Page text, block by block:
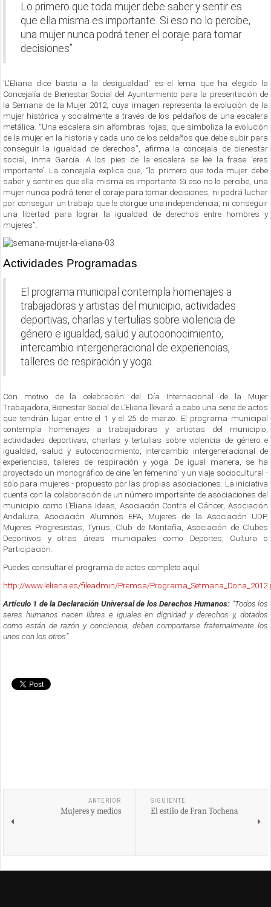
Lo primero que toda mujer debe saber y sentir es
que ella misma es importante. Si eso no lo percibe,
una mujer nunca podrá tener el coraje para tomar
decisiones”
'L'Eliana dice basta a la desigualdad' es el lema que ha elegido la
Concejalía de Bienestar Social del Ayuntamiento para la presentación de
la Semana de la Mujer 2012, cuya imagen representa la evolución de la
mujer histórica y socialmente a través de los peldaños de una escalera
metálica. “Una escalera sin alfombras rojas, que simboliza la evolución
de la mujer en la historia y cada uno de los peldaños que debe subir para
conseguir la igualdad de derechos”, afirma la concejala de bienestar
social, Inma García. A los pies de la escalera se lee la frase ‘eres
importante’. La concejala explica que, “lo primero que toda mujer debe
saber y sentir es que ella misma es importante. Si eso no lo percibe, una
mujer nunca podrá tener el coraje para tomar decisiones, ni podrá luchar
por conseguir un trabajo que le otorgue una independencia, ni conseguir
una libertad para lograr la igualdad de derechos entre hombres y
mujeres”.
Actividades Programadas
El programa municipal contempla homenajes a
trabajadoras y artistas del municipio, actividades
deportivas, charlas y tertulias sobre violencia de
género e igualdad, salud y autoconocimiento,
intercambio intergeneracional de experiencias,
talleres de respiración y yoga.
Con motivo de la celebración del Día Internacional de la Mujer
Trabajadora, Bienestar Social de L’Eliana llevará a cabo una serie de actos
que tendrán lugar entre el 1 y el 25 de marzo. El programa municipal
contempla homenajes a trabajadoras y artistas del municipio,
actividades deportivas, charlas y tertulias sobre violencia de género e
igualdad, salud y autoconocimiento, intercambio intergeneracional de
experiencias, talleres de respiración y yoga. De igual manera, se ha
proyectado un monográfico de cine 'en femenino' y un viaje sociocultural -
sólo para mujeres - propuesto por las propias asociaciones. La iniciativa
cuenta con la colaboración de un número importante de asociaciones del
municipio como L’Eliana Ideas, Asociación Contra el Cáncer, Asociación
Andaluza, Asociación Alumnos EPA, Mujeres de la Asociación UDP,
Mujeres Progresistas, Tyrius, Club de Montaña, Asociación de Clubes
Deportivos y otras áreas municipales como Deportes, Cultura o
Participación.
Puedes consultar el programa de actos completo aquí:
http://www.leliana.es/fileadmin/Premsa/
Artículo 1 de la Declaración Universal de los Derechos Humanos: “Todos los
seres humanos nacen libres e iguales en dignidad y derechos y, dotados
como están de razón y conciencia, deben comportarse fraternalmente los
unos con los otros”.
ANTERIOR
Mujeres y medios
SIGUIENTE
El estilo de Fran Tochena